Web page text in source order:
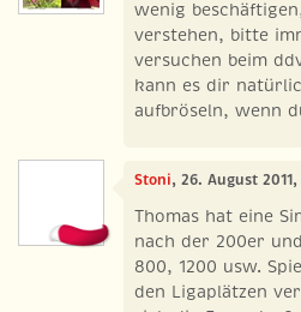
wenig
verstehen, bitte
versuchen beim
kann es dir
aufbröseln, wenn
Stoni, 26. August
Thomas hat eine
nach der 200er
800, 1200 usw.
den Ligaplätzen